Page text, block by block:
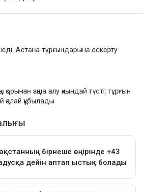
Астана тұрғындарына ескерту
қорынан ақша алу қиындай түсті: тұрғын
құбылады